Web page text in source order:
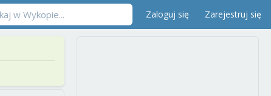
Zaloguj się Zarejestruj się